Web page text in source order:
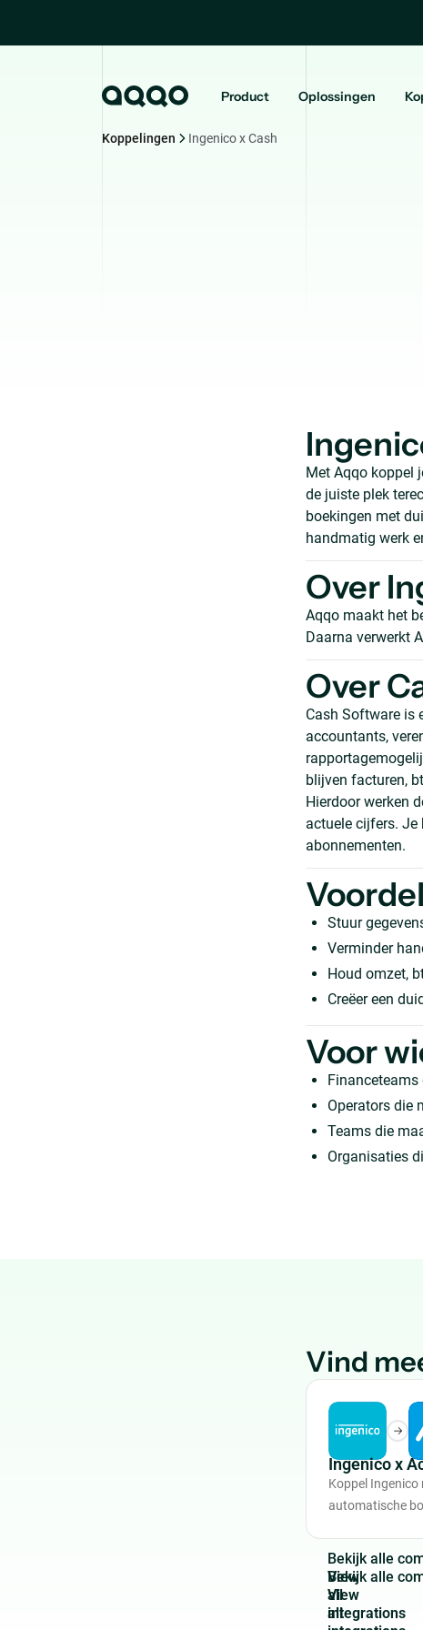
Product Oplossingen
Koppelingen Ingenico x Cash
Met Aqqo koppel
de juiste plek
boekingen met
handmatig werk
Over
Aqqo maakt het
Daarna verwerkt
Over
Cash Software is
accountants,
blijven facturen,
Hierdoor werken
actuele cijfers. Je
abonnementen.
Stuur
Verminder
Houd omzet,
Creëer een
Voor
Financeteams
Operators die
Teams die
Organisaties
Vind
Ingenico x
Koppel
automatische
Bekijk alle co
View
all
integrations